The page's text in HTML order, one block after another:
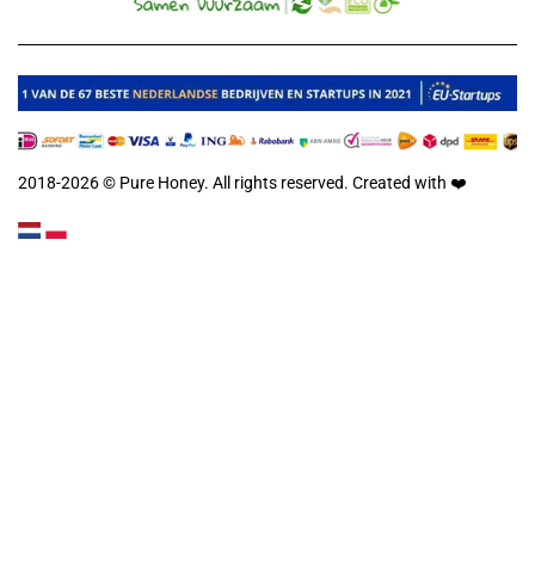
2018-2026 © Pure Honey. All rights reserved. Created with ❤️